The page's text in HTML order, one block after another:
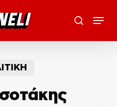
search
Menu